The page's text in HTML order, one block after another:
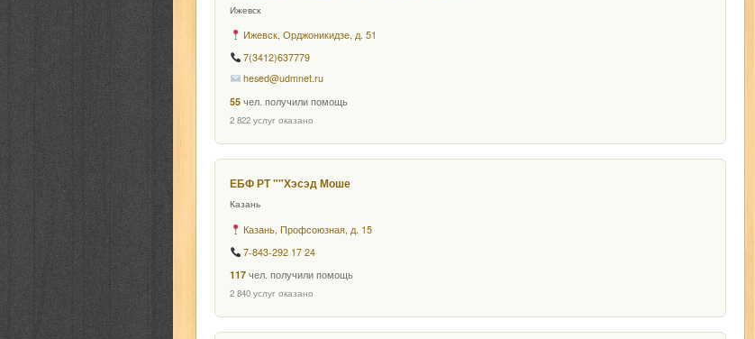
Ижевск
Ижевск, Орджоникидзе, д. 51
7(3412)637779
hesed@udmnet.ru
55 чел. получили помощь
2 822 услуг оказано
ЕБФ РТ ""Хэсэд Моше
Казань
Казань, Профсоюзная, д. 15
7-843-292 17 24
117 чел. получили помощь
2 840 услуг оказано